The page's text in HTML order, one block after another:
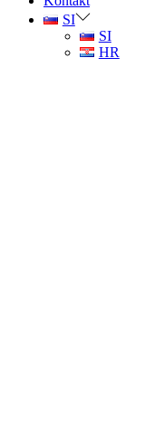
SI
SI
HR